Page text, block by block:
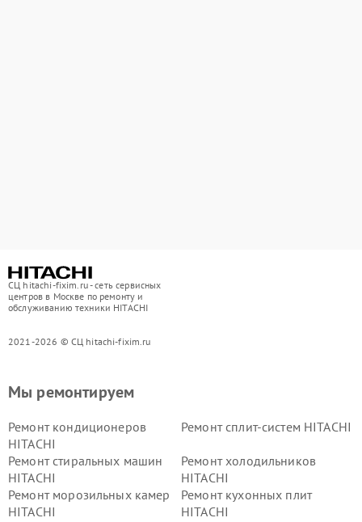
СЦ hitachi-fixim.ru - сеть сервисных
центров в Москве по ремонту и
обслуживанию техники HITACHI
2021-2026 © СЦ hitachi-fixim.ru
Мы ремонтируем
Ремонт кондиционеров
HITACHI
Ремонт сплит-систем HITACHI
Ремонт стиральных машин
HITACHI
Ремонт холодильников
HITACHI
Ремонт морозильных камер
HITACHI
Ремонт кухонных плит
HITACHI